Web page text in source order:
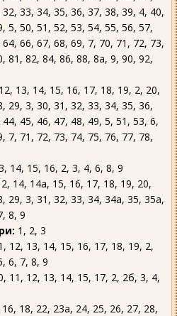
33, 34, 35, 36, 37, 38, 39, 4, 40,
5, 50, 51, 52, 53, 54, 55, 56, 57,
66, 67, 68, 69, 7, 70, 71, 72, 73,
81, 82, 84, 86, 88, 8а, 9, 90, 92,
13, 14, 15, 16, 17, 18, 19, 2, 20,
29, 3, 30, 31, 32, 33, 34, 35, 36,
45, 46, 47, 48, 49, 5, 51, 53, 6,
7, 71, 72, 73, 74, 75, 76, 77, 78,
14, 15, 16, 2, 3, 4, 6, 8, 9
14, 14а, 15, 16, 17, 18, 19, 20,
29, 3, 31, 32, 33, 34, 34а, 35, 35а,
8, 9
1, 2, 3
12, 13, 14, 15, 16, 17, 18, 19, 2,
6, 7, 8, 9
11, 12, 13, 14, 15, 17, 2, 2б, 3, 4,
16, 18, 22, 23а, 24, 25, 26, 27, 28,